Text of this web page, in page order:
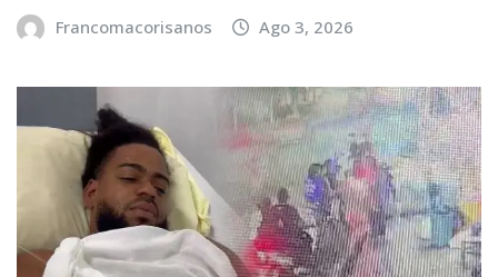
Francomacorisanos Ago 3, 2026